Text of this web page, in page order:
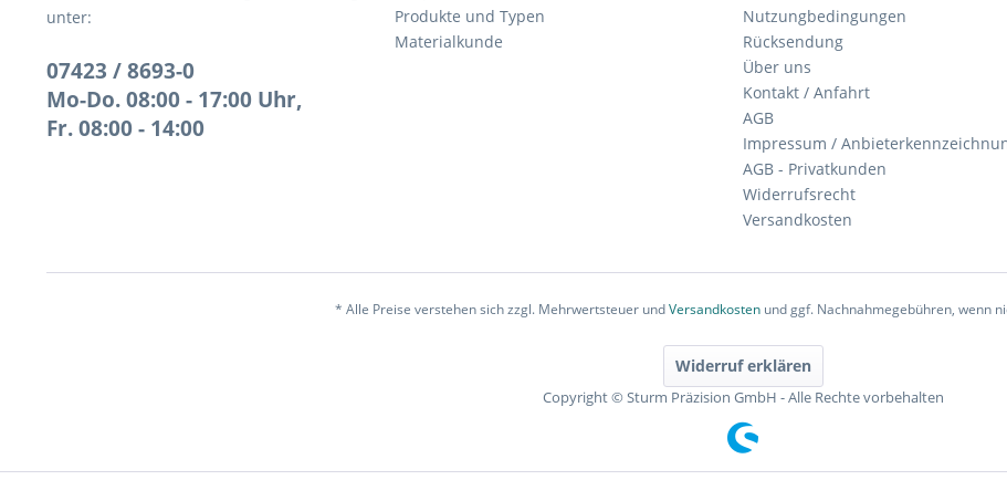
unter:
07423 / 8693-0
Mo-Do. 08:00 - 17:00 Uhr,
Fr. 08:00 - 14:00
Produkte und Typen
Materialkunde
Nutzungbedingungen
Rücksendung
Über uns
Kontakt / Anfahrt
AGB
Impressum /
AGB - Privatkunden
Widerrufsrecht
Versandkosten
* Alle Preise verstehen sich zzgl. Mehrwertsteuer undVersandkosten und ggf. Nachnahmegebühren, wenn
Widerruf erklären
Copyright © Sturm Präzision GmbH - Alle Rechte vorbehalten